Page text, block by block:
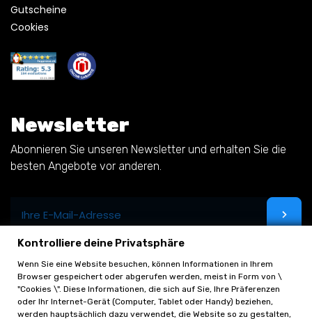
Gutscheine
Cookies
Newsletter
Abonnieren Sie unseren Newsletter und erhalten Sie die
besten Angebote vor anderen.
Kontrolliere deine Privatsphäre
Wenn Sie eine Website besuchen, können Informationen in Ihrem
Browser gespeichert oder abgerufen werden, meist in Form von \
"Cookies \". Diese Informationen, die sich auf Sie, Ihre Präferenzen
oder Ihr Internet-Gerät (Computer, Tablet oder Handy) beziehen,
werden hauptsächlich dazu verwendet, die Website so zu gestalten,